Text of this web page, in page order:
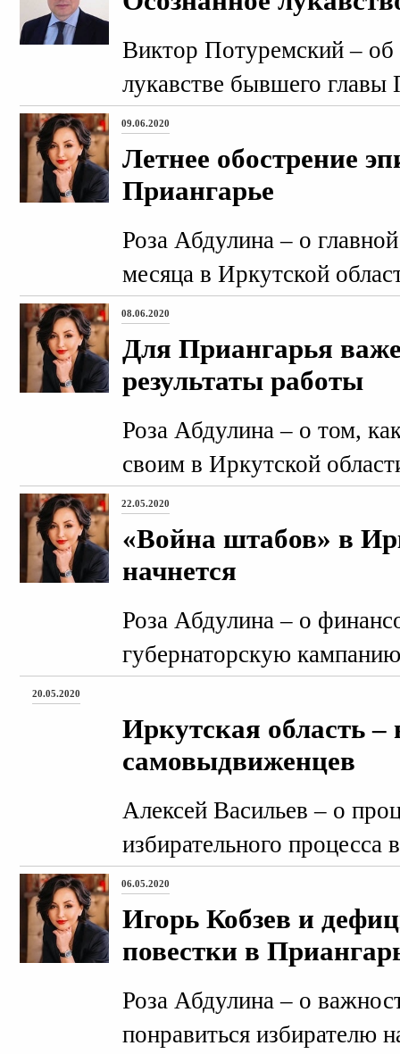
Виктор Потуремский – об
лукавстве бывшего главы
09.06.2020
Летнее обострение
Приангарье
Роза Абдулина – о
месяца в Иркутской
08.06.2020
Для Приангарья
результаты работы
Роза Абдулина – о том,
своим в Иркутской
22.05.2020
«Война штабов» в
начнется
Роза Абдулина – о
губернаторскую
20.05.2020
Иркутская область –
самовыдвиженцев
Алексей Васильев – о
избирательного процесса
06.05.2020
Игорь Кобзев и
повестки в
Роза Абдулина – о
понравиться избирателю